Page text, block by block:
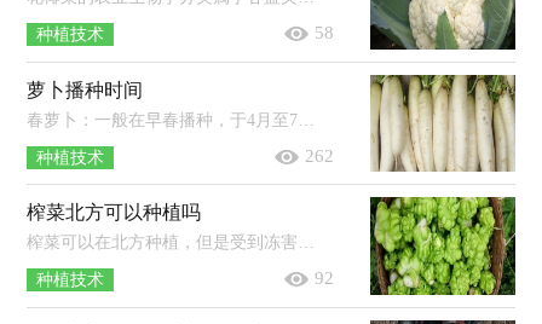
种植技术 58
萝卜播种时间
种植技术 262
榨菜北方可以种植吗
榨菜可以在北方种植，但是受到冻害的几率较高，建议使用大棚进行种植。榨菜是一种不耐寒的作物，定植后如果遇到冷空气，则很容易在苗期就...
种植技术 92